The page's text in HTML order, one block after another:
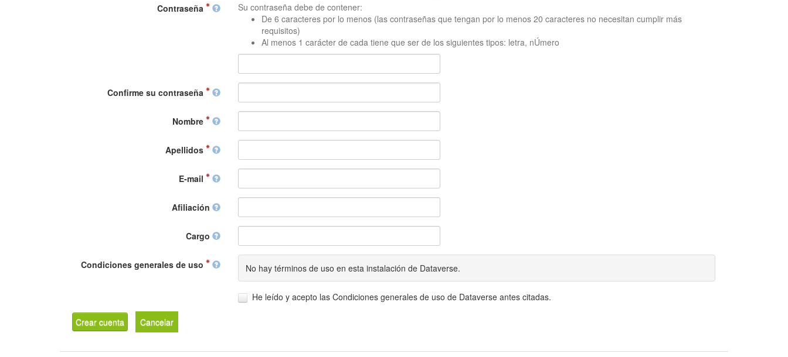
Contraseña
Su contraseña debe de contener:
De 6 caracteres por lo menos (las contraseñas que tengan por lo menos 20 caracteres no necesitan cumplir más
requisitos)
Al menos 1 carácter de cada tiene que ser de los siguientes tipos: letra, nÚmero
Confirme su contraseña
Nombre
Apellidos
E-mail
Afiliación
Cargo
Condiciones generales de uso No hay términos de uso en esta instalación de Dataverse.
He leído y acepto las Condiciones generales de uso de Dataverse antes citadas.
Crear cuenta Cancelar